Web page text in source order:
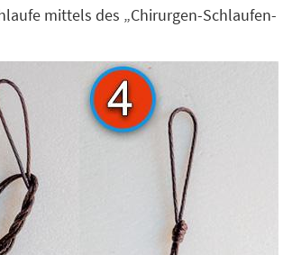
mittels des „Chirurgen-Schlaufen-